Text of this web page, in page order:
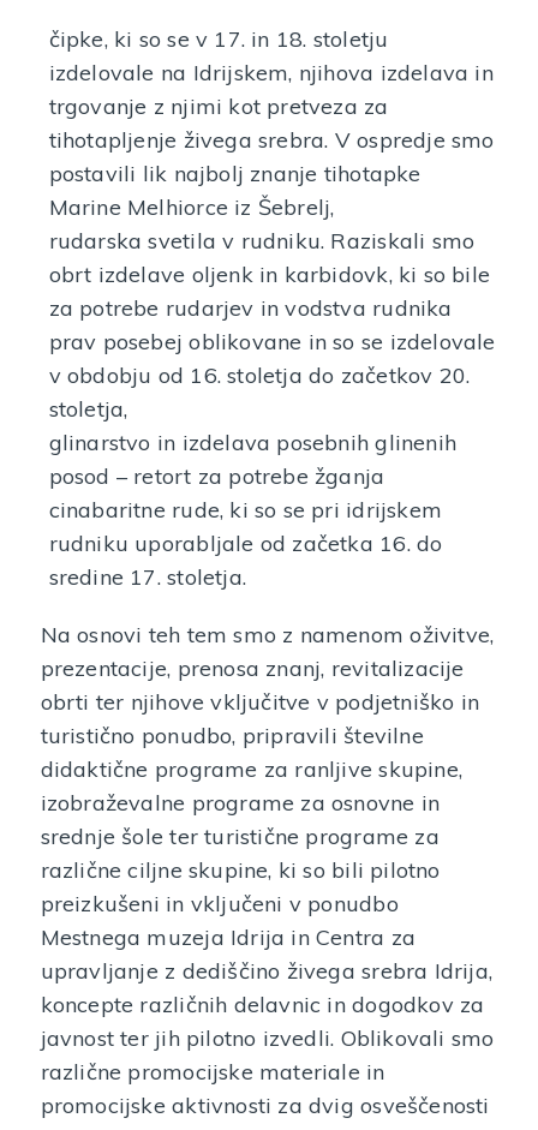
čipke, ki so se v 17. in 18. stoletju
izdelovale na Idrijskem, njihova izdelava in
trgovanje z njimi kot pretveza za
tihotapljenje živega srebra. V ospredje smo
postavili lik najbolj znanje tihotapke
Marine Melhiorce iz Šebrelj,
rudarska svetila v rudniku. Raziskali smo
obrt izdelave oljenk in karbidovk, ki so bile
za potrebe rudarjev in vodstva rudnika
prav posebej oblikovane in so se izdelovale
v obdobju od 16. stoletja do začetkov 20.
stoletja,
glinarstvo in izdelava posebnih glinenih
posod – retort za potrebe žganja
cinabaritne rude, ki so se pri idrijskem
rudniku uporabljale od začetka 16. do
sredine 17. stoletja.
Na osnovi teh tem smo z namenom oživitve,
prezentacije, prenosa znanj, revitalizacije
obrti ter njihove vključitve v podjetniško in
turistično ponudbo, pripravili številne
didaktične programe za ranljive skupine,
izobraževalne programe za osnovne in
srednje šole ter turistične programe za
različne ciljne skupine, ki so bili pilotno
preizkušeni in vključeni v ponudbo
Mestnega muzeja Idrija in Centra za
upravljanje z dediščino živega srebra Idrija,
koncepte različnih delavnic in dogodkov za
javnost ter jih pilotno izvedli. Oblikovali smo
različne promocijske materiale in
promocijske aktivnosti za dvig osveščenosti